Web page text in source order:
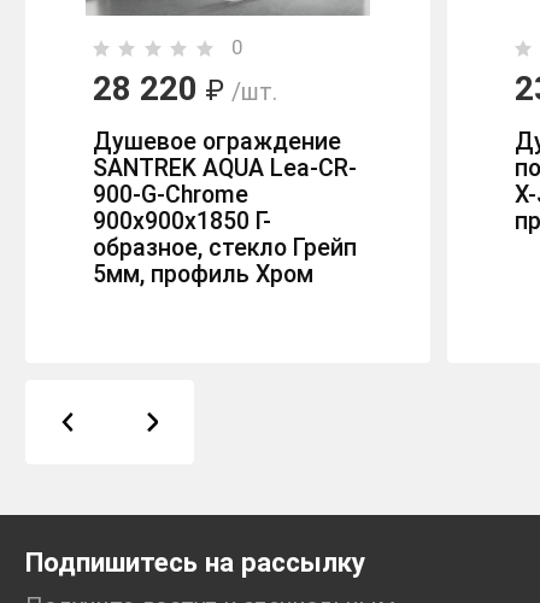
0
28 220 ₽ /шт.
Душевое ограждение
SANTREK AQUA Lea-CR-
900-G-Chrome
900х900х1850 Г-
образное, стекло Грейп
5мм, профиль Хром
Подпишитесь на рассылку